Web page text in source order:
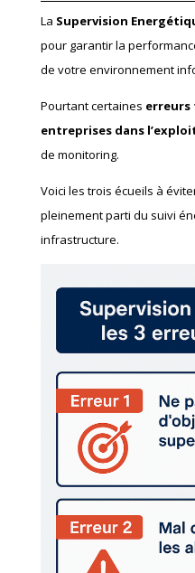
La Supervision
pour garantir la
de votre environnement
Pourtant certaines
entreprises dans
de monitoring.
Voici les trois écueils à
pleinement parti du suivi
infrastructure.